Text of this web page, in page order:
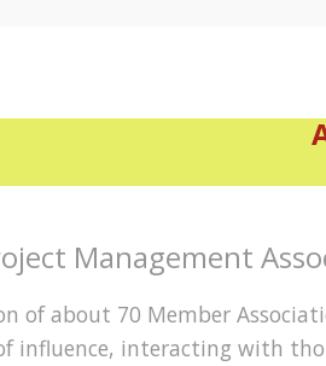
Management
of about 70 Member
influence, interacting with